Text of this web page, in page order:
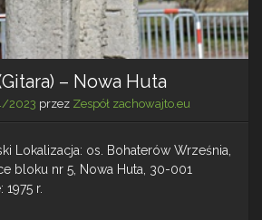
– Nowa Huta
2023 przez Zespół zachowajto.eu
Lokalizacja: os. Bohaterów Września,
bloku nr 5, Nowa Huta, 30-001
1975 r.